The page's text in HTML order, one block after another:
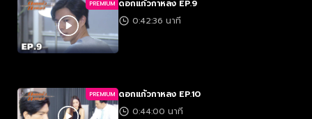
PREMIUM ดอกแก้วกาหลง EP.9
0:42:36 นาที
PREMIUM ดอกแก้วกาหลง EP.10
0:44:00 นาที